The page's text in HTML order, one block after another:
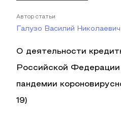
Автор статьи
Галузо Василий Николаевич
О деятельности
Российской Федерации
пандемии
19)